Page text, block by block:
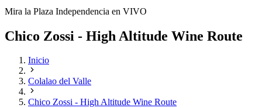
Mira la Plaza Independencia en VIVO
Chico Zossi - High Altitude Wine Route
Inicio
Colalao del Valle
Chico Zossi - High Altitude Wine Route